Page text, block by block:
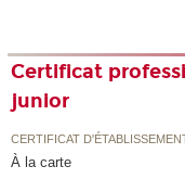
Certificat
junior
CERTIFICAT
À la carte